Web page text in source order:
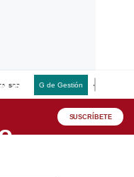
G de Gestión
SUSCRÍBETE